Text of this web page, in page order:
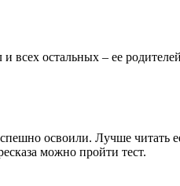
всех остальных – ее
освоили. Лучше читать
можно пройти тест.